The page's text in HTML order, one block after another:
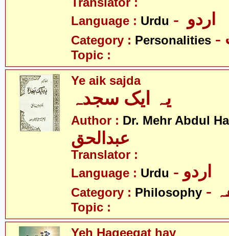
Language : Urdu
Category : Personalities
Topic :
Ye aik sajda
یہ ایک سجدہ
Author : Dr. Mehr Abdul
عبدالحق
Translator :
Language : Urdu - اردو
Category : Philosophy
Topic :
Yeh Haqeeqat hay